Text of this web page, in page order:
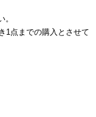
1点までの購入とさせて